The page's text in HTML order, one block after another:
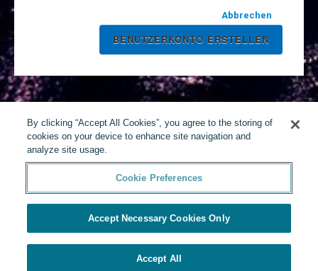
Abbrechen
By clicking “Accept All Cookies”, you agree to the storing of
cookies on your device to enhance site navigation and
analyze site usage.
Cookie Preferences
Accept Necessary Cookies Only
Accept All